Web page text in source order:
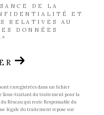
DE LA
ET
RELATIVES AU
DONNÉES
enregistrées dans un fichier
Sous-traitant du traitement pour la
Réseau qui reste Responsable du
légale du traitement repose sur